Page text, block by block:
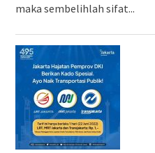
maka sembelihlah sifat...